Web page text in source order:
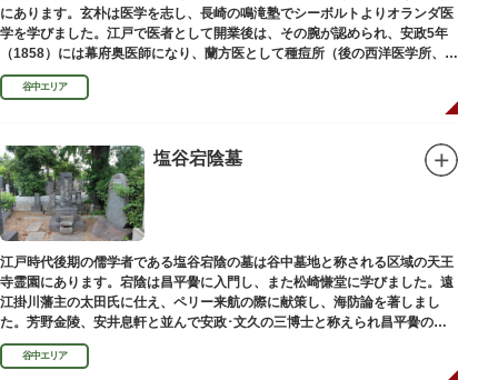
にあります。玄朴は医学を志し、長崎の鳴滝塾でシーボルトよりオランダ医
学を学びました。江戸で医者として開業後は、その腕が認められ、安政5年
（1858）には幕府奥医師になり、蘭方医として種痘所（後の西洋医学所、現
東京大学医学部）の開設などに尽力し、明治4年（1871）72歳で没しまし
た。谷中エリア
塩谷宕陰墓
江戸時代後期の儒学者である塩谷宕陰の墓は谷中墓地と称される区域の天王
寺霊園にあります。宕陰は昌平黌に入門し、また松崎慊堂に学びました。遠
江掛川藩主の太田氏に仕え、ペリー来航の際に献策し、海防論を著しまし
た。芳野金陵、安井息軒と並んで安政･文久の三博士と称えられ昌平黌の教
授として多くの文人を育て、慶応3年 （1867）に没しました。
谷中エリア